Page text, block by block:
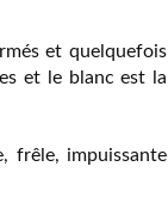
et quelquefois
et le blanc est la
frêle, impuissante